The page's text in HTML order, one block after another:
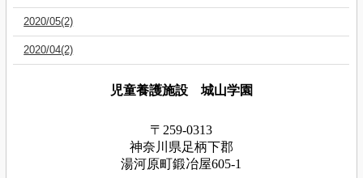
2020/05(2)
2020/04(2)
児童養護施設 城山学園
〒259-0313
神奈川県足柄下郡
湯河原町鍛冶屋605-1